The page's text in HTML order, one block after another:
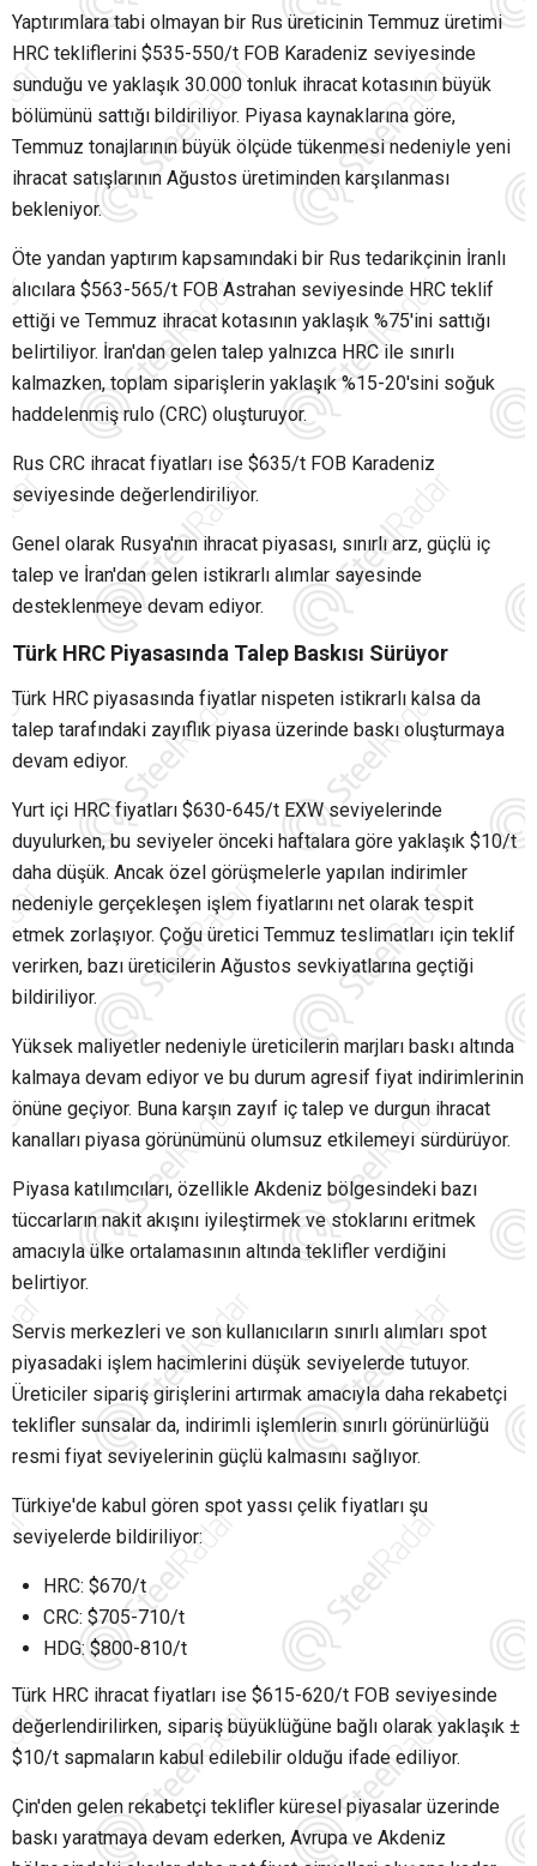
Yaptırımlara tabi olmayan bir Rus üreticinin Temmuz üretimi
HRC tekliflerini $535-550/t FOB Karadeniz seviyesinde
sunduğu ve yaklaşık 30.000 tonluk ihracat kotasının büyük
bölümünü sattığı bildiriliyor. Piyasa kaynaklarına göre,
Temmuz tonajlarının büyük ölçüde tükenmesi nedeniyle yeni
ihracat satışlarının Ağustos üretiminden karşılanması
bekleniyor.
Öte yandan yaptırım kapsamındaki bir Rus tedarikçinin İranlı
alıcılara $563-565/t FOB Astrahan seviyesinde HRC teklif
ettiği ve Temmuz ihracat kotasının yaklaşık %75'ini sattığı
belirtiliyor. İran'dan gelen talep yalnızca HRC ile sınırlı
kalmazken, toplam siparişlerin yaklaşık %15-20'sini soğuk
haddelenmiş rulo (CRC) oluşturuyor.
Rus CRC ihracat fiyatları ise $635/t FOB Karadeniz
seviyesinde değerlendiriliyor.
Genel olarak Rusya'nın ihracat piyasası, sınırlı arz, güçlü iç
talep ve İran'dan gelen istikrarlı alımlar sayesinde
desteklenmeye devam ediyor.
Türk HRC Piyasasında Talep Baskısı Sürüyor
Türk HRC piyasasında fiyatlar nispeten istikrarlı kalsa da
talep tarafındaki zayıflık piyasa üzerinde baskı oluşturmaya
devam ediyor.
Yurt içi HRC fiyatları $630-645/t EXW seviyelerinde
duyulurken, bu seviyeler önceki haftalara göre yaklaşık $10/t
daha düşük. Ancak özel görüşmelerle yapılan indirimler
nedeniyle gerçekleşen işlem fiyatlarını net olarak tespit
etmek zorlaşıyor. Çoğu üretici Temmuz teslimatları için teklif
verirken, bazı üreticilerin Ağustos sevkiyatlarına geçtiği
bildiriliyor.
Yüksek maliyetler nedeniyle üreticilerin marjları baskı altında
kalmaya devam ediyor ve bu durum agresif fiyat indirimlerinin
önüne geçiyor. Buna karşın zayıf iç talep ve durgun ihracat
kanalları piyasa görünümünü olumsuz etkilemeyi sürdürüyor.
Piyasa katılımcıları, özellikle Akdeniz bölgesindeki bazı
tüccarların nakit akışını iyileştirmek ve stoklarını eritmek
amacıyla ülke ortalamasının altında teklifler verdiğini
belirtiyor.
Servis merkezleri ve son kullanıcıların sınırlı alımları spot
piyasadaki işlem hacimlerini düşük seviyelerde tutuyor.
Üreticiler sipariş girişlerini artırmak amacıyla daha rekabetçi
teklifler sunsalar da, indirimli işlemlerin sınırlı görünürlüğü
resmi fiyat seviyelerinin güçlü kalmasını sağlıyor.
Türkiye'de kabul gören spot yassı çelik fiyatları şu
seviyelerde bildiriliyor:
HRC: $670/t
CRC: $705-710/t
HDG: $800-810/t
Türk HRC ihracat fiyatları ise $615-620/t FOB seviyesinde
değerlendirilirken, sipariş büyüklüğüne bağlı olarak yaklaşık ±
$10/t sapmaların kabul edilebilir olduğu ifade ediliyor.
Çin'den gelen rekabetçi teklifler küresel piyasalar üzerinde
baskı yaratmaya devam ederken, Avrupa ve Akdeniz